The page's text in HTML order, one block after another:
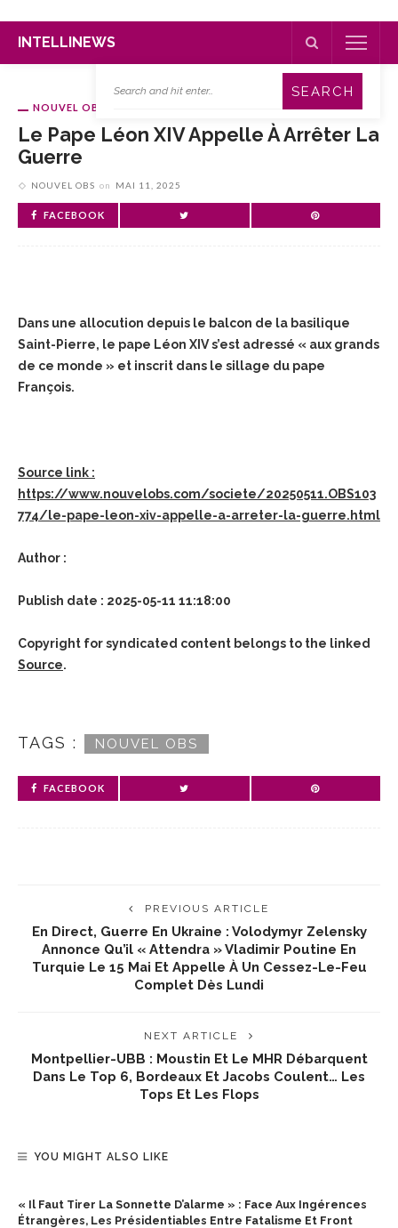
INTELLINEWS
NOUVEL OBS
Le Pape Léon XIV Appelle À Arrêter La
Guerre
NOUVEL OBS on MAI 11, 2025
FACEBOOK
Dans une allocution depuis le balcon de la basilique
Saint-Pierre, le pape Léon XIV s’est adressé « aux grands
de ce monde » et inscrit dans le sillage du pape
François.
Source link :
https://www.nouvelobs.com/societe/20250511.OBS103
774/le-pape-leon-xiv-appelle-a-arreter-la-guerre.html
Author :
Publish date : 2025-05-11 11:18:00
Copyright for syndicated content belongs to the linked
Source.
TAGS : NOUVEL OBS
FACEBOOK
PREVIOUS ARTICLE
En Direct, Guerre En Ukraine : Volodymyr Zelensky
Annonce Qu’il « Attendra » Vladimir Poutine En
Turquie Le 15 Mai Et Appelle À Un Cessez-Le-Feu
Complet Dès Lundi
NEXT ARTICLE
Montpellier-UBB : Moustin Et Le MHR Débarquent
Dans Le Top 6, Bordeaux Et Jacobs Coulent… Les
Tops Et Les Flops
YOU MIGHT ALSO LIKE
« Il Faut Tirer La Sonnette D’alarme » : Face Aux Ingérences
Étrangères, Les Présidentiables Entre Fatalisme Et Front